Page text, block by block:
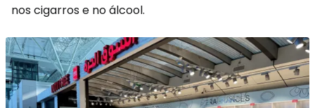
nos cigarros e no álcool.